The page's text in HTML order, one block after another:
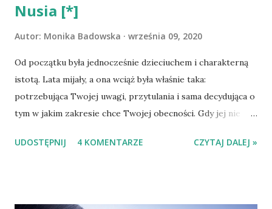
Nusia [*]
Autor: Monika Badowska września 09, 2020
Od początku była jednocześnie dzieciuchem i charakterną
istotą. Lata mijały, a ona wciąż była właśnie taka:
potrzebująca Twojej uwagi, przytulania i sama decydująca o
tym w jakim zakresie chce Twojej obecności. Gdy jej nie
apetyt. Na życie, jedzenie, poznawanie nowego, przytulanie
UDOSTĘPNIJ 4 KOMENTARZE CZYTAJ DALEJ »